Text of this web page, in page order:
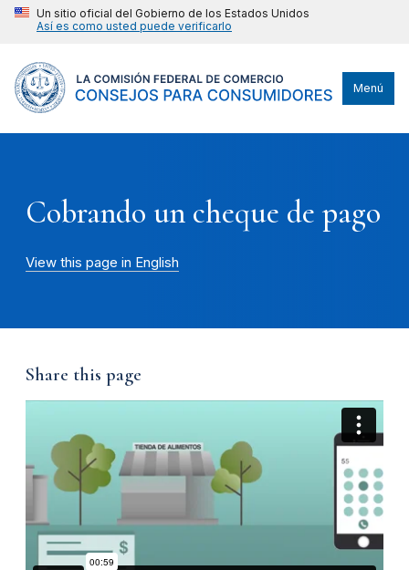
Un sitio oficial del Gobierno de los Estados Unidos
Así es como usted puede verificarlo
Menú
Cobrando un cheque de pago
View this page in English
Share this page